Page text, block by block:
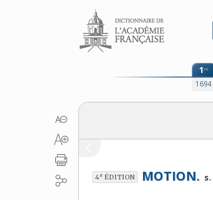
Aller au contenu
1re
1694
4e ÉDITION MOTION.